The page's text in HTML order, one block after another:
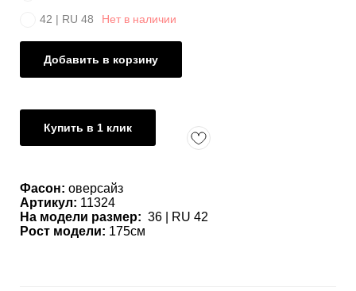
42 | RU 48 Нет в наличии
Добавить в корзину
Купить в 1 клик
Фасон: оверсайз
Артикул: 11324
На модели размер: 36 | RU 42
Рост модели: 175см